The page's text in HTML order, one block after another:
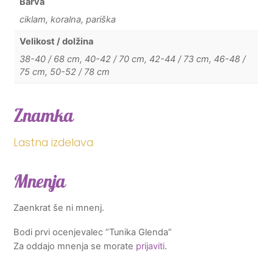
ciklam, koralna, pariška
Velikost / dolžina
38-40 / 68 cm, 40-42 / 70 cm, 42-44 / 73 cm, 46-48 /
75 cm, 50-52 / 78 cm
Znamka
Lastna izdelava
Mnenja
Zaenkrat še ni mnenj.
Bodi prvi ocenjevalec “Tunika Glenda”
Za oddajo mnenja se morate prijaviti.